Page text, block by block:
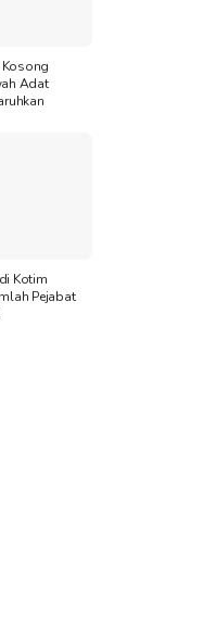
Kosong
Adat
Kotim
Pejabat